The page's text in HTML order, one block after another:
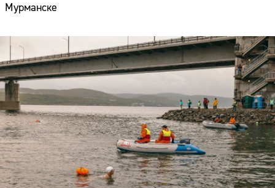
Мурманске